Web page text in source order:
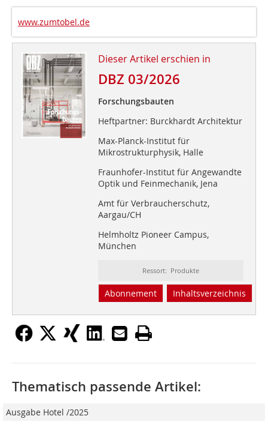
www.zumtobel.de
Dieser Artikel erschien in
DBZ 03/2026
Forschungsbauten
Heftpartner: Burckhardt Architektur
Max-Planck-Institut für
Mikrostrukturphysik, Halle
Fraunhofer-Institut für Angewandte
Optik und Feinmechanik, Jena
Amt für Verbraucherschutz,
Aargau/CH
Helmholtz Pioneer Campus,
München
Ressort: Produkte
Abonnement Inhaltsverzeichnis
Thematisch passende Artikel:
Ausgabe Hotel /2025